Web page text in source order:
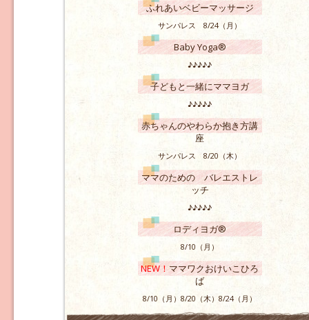
ふれあいベビーマッサージ
サンパレス 8/24（月）
Baby Yoga®
♪♪♪♪♪
子どもと一緒にママヨガ
♪♪♪♪♪
赤ちゃんのやわらか抱き方講
座
サンパレス 8/20（木）
ママのための バレエストレ
ッチ
♪♪♪♪♪
ロディヨガ®
8/10（月）
NEW！ママワクおけいこひろ
ば
8/10（月）8/20（木）8/24（月）